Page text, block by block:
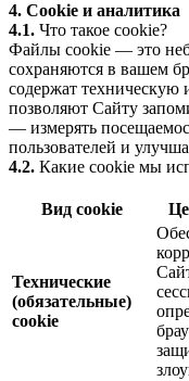
4. Cookie и аналитика
4.1. Что такое cookie?
Файлы cookie — это
сохраняются в вашем
содержат
позволяют Сайту
— измерять
пользователей и
4.2. Какие cookie мы
Вид cookie
Технические
(обязательные)
cookie